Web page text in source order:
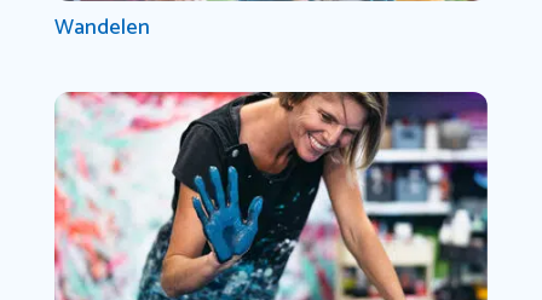
Wandelen